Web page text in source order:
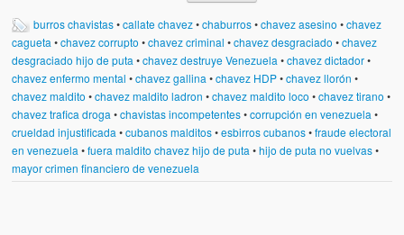
burros chavistas•callate chavez•chaburros•chavez asesino •chavez
cagueta •chavez corrupto •chavez criminal •chavez desgraciado •chavez
desgraciado hijo de puta •chavez destruye Venezuela •chavez dictador•
chavez enfermo mental •chavez gallina •chavez HDP•chavez llorón •
chavez maldito •chavez maldito ladron •chavez maldito loco •chavez tirano •
chavez trafica droga •chavistas incompetentes•corrupción en venezuela •
crueldad injustificada •cubanos malditos•esbirros cubanos•fraude electoral
en venezuela •fuera maldito chavez hijo de puta •hijo de puta no vuelvas•
mayor crimen financiero de venezuela